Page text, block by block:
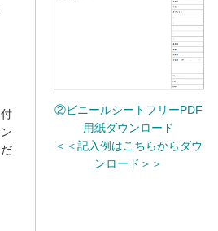
②ビニールシートフリーPDF
用紙ダウンロード
＜＜記入例はこちらからダウ
ンロード＞＞